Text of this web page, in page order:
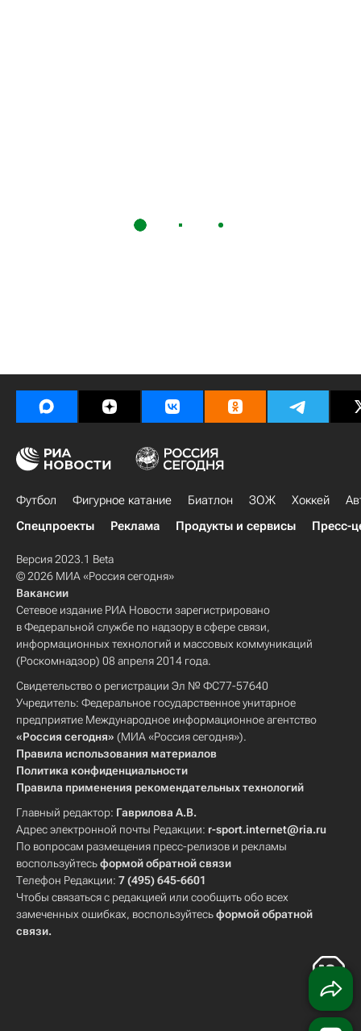
Футбол Фигурное катание Биатлон ЗОЖ Хоккей
Спецпроекты
Реклама Продукты и сервисы Пресс-
Версия 2023.1 Beta
© 2026 МИА «Россия сегодня»
Вакансии
Сетевое издание РИА Новости зарегистрировано
в Федеральной службе по надзору в сфере связи,
информационных технологий и массовых коммуникаций
(Роскомнадзор) 08 апреля 2014 года.
Свидетельство о регистрации Эл № ФС77-57640
Учредитель: Федеральное государственное унитарное
предприятие Международное информационное агентство
«Россия сегодня» (МИА «Россия сегодня»).
Правила использования материалов
Политика конфиденциальности
Правила применения рекомендательных технологий
Главный редактор: Гаврилова А.В.
Адрес электронной почты Редакции: r-sport.internet@ria.ru
По вопросам размещения пресс-релизов и рекламы
воспользуйтесьформой обратной связи
Телефон Редакции: 7 (495) 645-6601
Чтобы связаться с редакцией или сообщить обо всех
замеченных ошибках, воспользуйтесьформой обратной
связи.